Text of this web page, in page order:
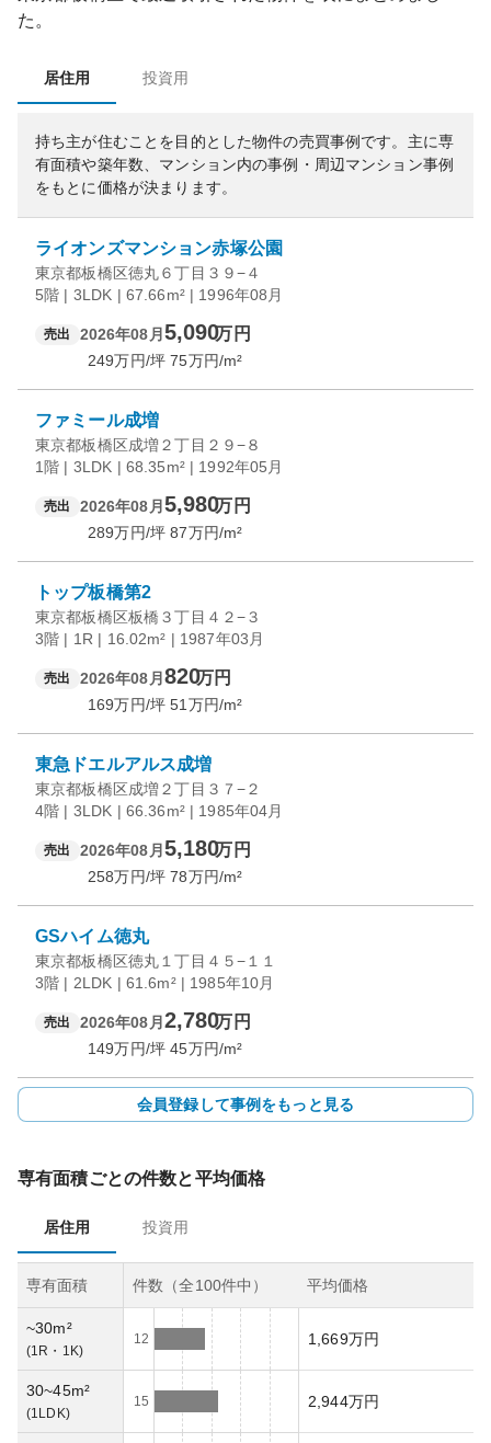
た。
居住用 投資用
持ち主が住むことを目的とした物件の売買事例です。 主に専
有面積や築年数、マンション内の事例・周辺マンション事例
をもとに価格が決まります。
ライオンズマンション赤塚公園
東京都板橋区徳丸６丁目３９−４
5階 | 3LDK | 67.66m² | 1996年08月
売出 2026年08月 5,090万円
249万円/坪 75万円/m²
ファミール成増
東京都板橋区成増２丁目２９−８
1階 | 3LDK | 68.35m² | 1992年05月
売出 2026年08月 5,980万円
289万円/坪 87万円/m²
トップ板橋第2
東京都板橋区板橋３丁目４２−３
3階 | 1R | 16.02m² | 1987年03月
売出 2026年08月 820万円
169万円/坪 51 万円/m²
東急ドエルアルス成増
東京都板橋区成増２丁目３７−２
4階 | 3LDK | 66.36m² | 1985年04月
売出 2026年08月 5,180万円
258万円/坪 78万円/m²
GSハイム徳丸
東京都板橋区徳丸１丁目４５−１１
3階 | 2LDK | 61.6m² | 1985年10月
売出 2026年08月 2,780万円
149万円/坪 45万円/m²
会員登録して事例をもっと見る
専有面積ごとの件数と平均価格
居住用 投資用
専有面積 件数（全100件中） 平均価格
~30m²
(1R・1K)
12 1,669万円
30~45m²
(1LDK)
15 2,944万円